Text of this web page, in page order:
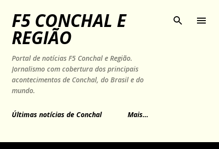
Pular para o conteúdo principal
F5 CONCHAL E
REGIÃO
Portal de notícias F5 Conchal e Região.
Jornalismo com cobertura dos principais
acontecimentos de Conchal, do Brasil e do
mundo.
Últimas notícias de Conchal Mais…